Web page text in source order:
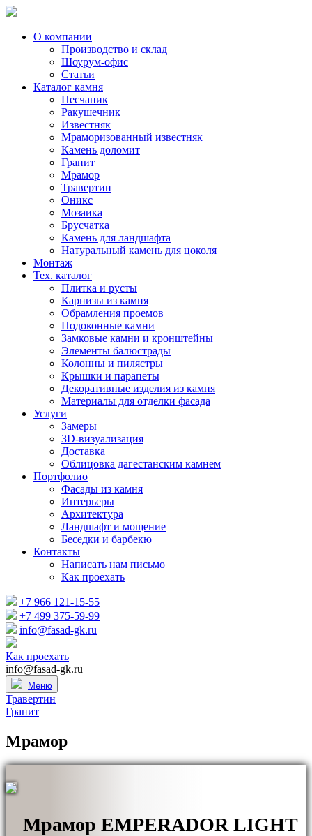
Skip
contentО компании
Производство и склад
Шоурум-офис
Статьи
Каталог камня
Песчаник
Ракушечник
Известняк
Мраморизованный известняк
Камень доломит
Гранит
Мрамор
Травертин
Оникс
Мозаика
Брусчатка
Камень для ландшафта
Натуральный камень для цоколя
Монтаж
Тех. каталог
Плитка и русты
Карнизы из камня
Обрамления проемов
Подоконные камни
Замковые камни и кронштейны
Элементы балюстрады
Колонны и пилястры
Крышки и парапеты
Декоративные изделия из камня
Материалы для отделки фасада
Услуги
Замеры
3D-визуализация
Доставка
Облицовка дагестанским камнем
Портфолио
Фасады из камня
Интерьеры
Архитектура
Ландшафт и мощение
Беседки и барбекю
Контакты
Написать нам письмо
Как проехать
+7 966 121-15-55
+7 499 375-59-99
info@fasad-gk.ru
Как проехать
info@fasad-gk.ru
Меню
Навигация
по
записям
Травертин
Гранит
Мрамор
Мрамор EMPERADOR LIGHT